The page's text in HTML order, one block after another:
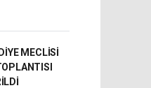
MECLİSİ